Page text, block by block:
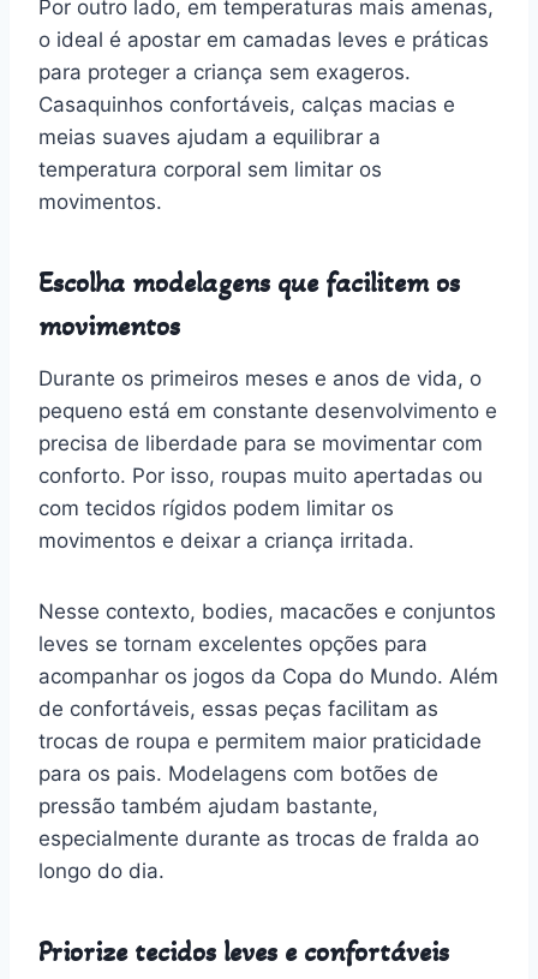
Por outro lado, em temperaturas mais amenas,
o ideal é apostar em camadas leves e práticas
para proteger a criança sem exageros.
Casaquinhos confortáveis, calças macias e
meias suaves ajudam a equilibrar a
temperatura corporal sem limitar os
movimentos.
Escolha modelagens que facilitem os
movimentos
Durante os primeiros meses e anos de vida, o
pequeno está em constante desenvolvimento e
precisa de liberdade para se movimentar com
conforto. Por isso, roupas muito apertadas ou
com tecidos rígidos podem limitar os
movimentos e deixar a criança irritada.
Nesse contexto, bodies, macacões e conjuntos
leves se tornam excelentes opções para
acompanhar os jogos da Copa do Mundo. Além
de confortáveis, essas peças facilitam as
trocas de roupa e permitem maior praticidade
para os pais. Modelagens com botões de
pressão também ajudam bastante,
especialmente durante as trocas de fralda ao
longo do dia.
Priorize tecidos leves e confortáveis